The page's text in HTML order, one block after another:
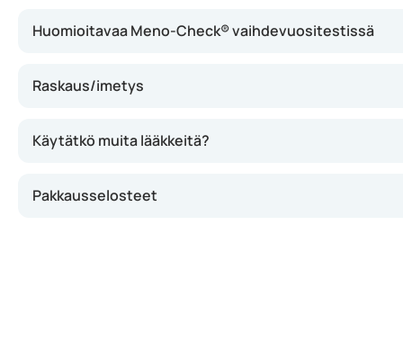
Huomioitavaa Meno-Check® vaihdevuositestissä
Raskaus/imetys
Käytätkö muita lääkkeitä?
Pakkausselosteet